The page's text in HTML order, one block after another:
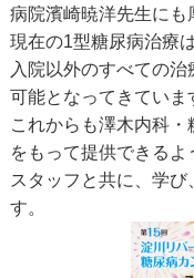
病院濱崎暁洋先生にも
現在の1型糖尿病治療
入院以外のすべての
可能となってきていま
これからも澤木内科
をもって提供できるよ
スタッフと共に、学び
す。